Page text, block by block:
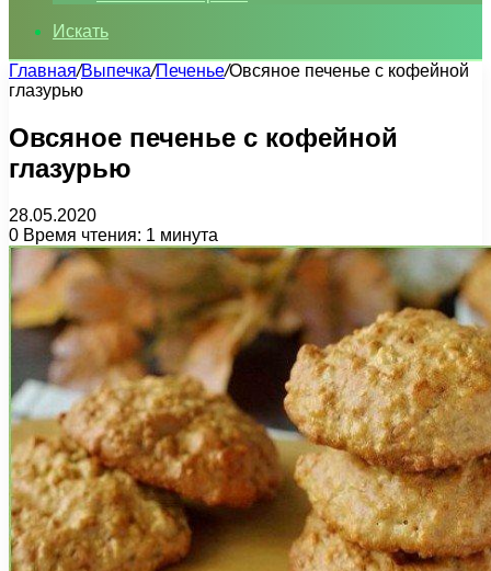
Искать
Главная/Выпечка/Печенье/Овсяное печенье с кофейной
глазурью
Овсяное печенье с кофейной
глазурью
28.05.2020
0 Время чтения: 1 минута